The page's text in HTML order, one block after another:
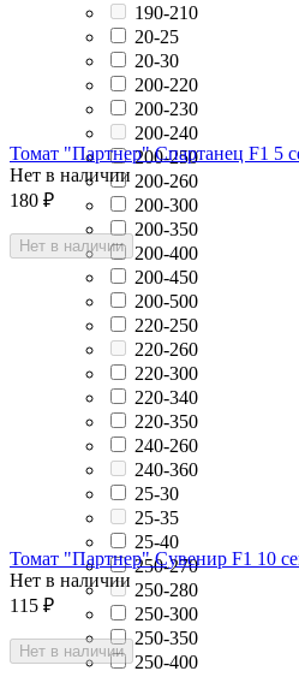
190-210
20-25
20-30
200-220
200-230
200-240
200-250
200-260
200-300
200-350
200-400
200-450
200-500
220-250
220-260
220-300
220-340
220-350
240-260
240-360
25-30
25-35
25-40
250-270
250-280
250-300
250-350
250-400
Томат "Партнер" Спартанец F1 5
Нет в наличии
180 ₽
Нет в наличии
Томат "Партнер" Сувенир F1 10
Нет в наличии
115 ₽
Нет в наличии